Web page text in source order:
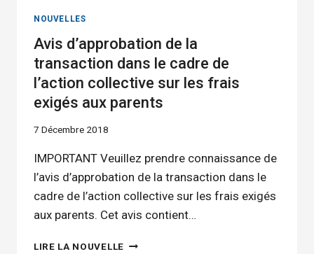
NOUVELLES
Avis d’approbation de la
transaction dans le cadre de
l’action collective sur les frais
exigés aux parents
7 Décembre 2018
IMPORTANT Veuillez prendre connaissance de
l’avis d’approbation de la transaction dans le
cadre de l’action collective sur les frais exigés
aux parents. Cet avis contient…
LIRE LA NOUVELLEAVIS